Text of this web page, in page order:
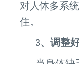
对人体多系
住。
3、调整